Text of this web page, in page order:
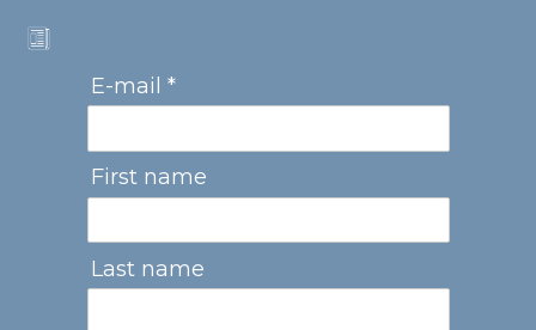
E-mail *
First name
Last name